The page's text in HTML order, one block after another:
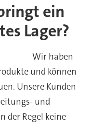
ein
Lager?
Wir haben
und können
Unsere Kunden
und
der Regel keine